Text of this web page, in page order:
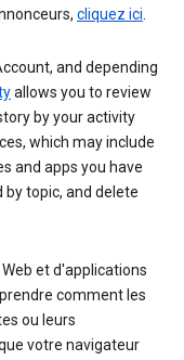
cliquez ici.
and depending
allows you to review
by your activity
which may include
and apps you have
by topic, and delete
et d'applications
comment les
ou leurs
votre navigateur